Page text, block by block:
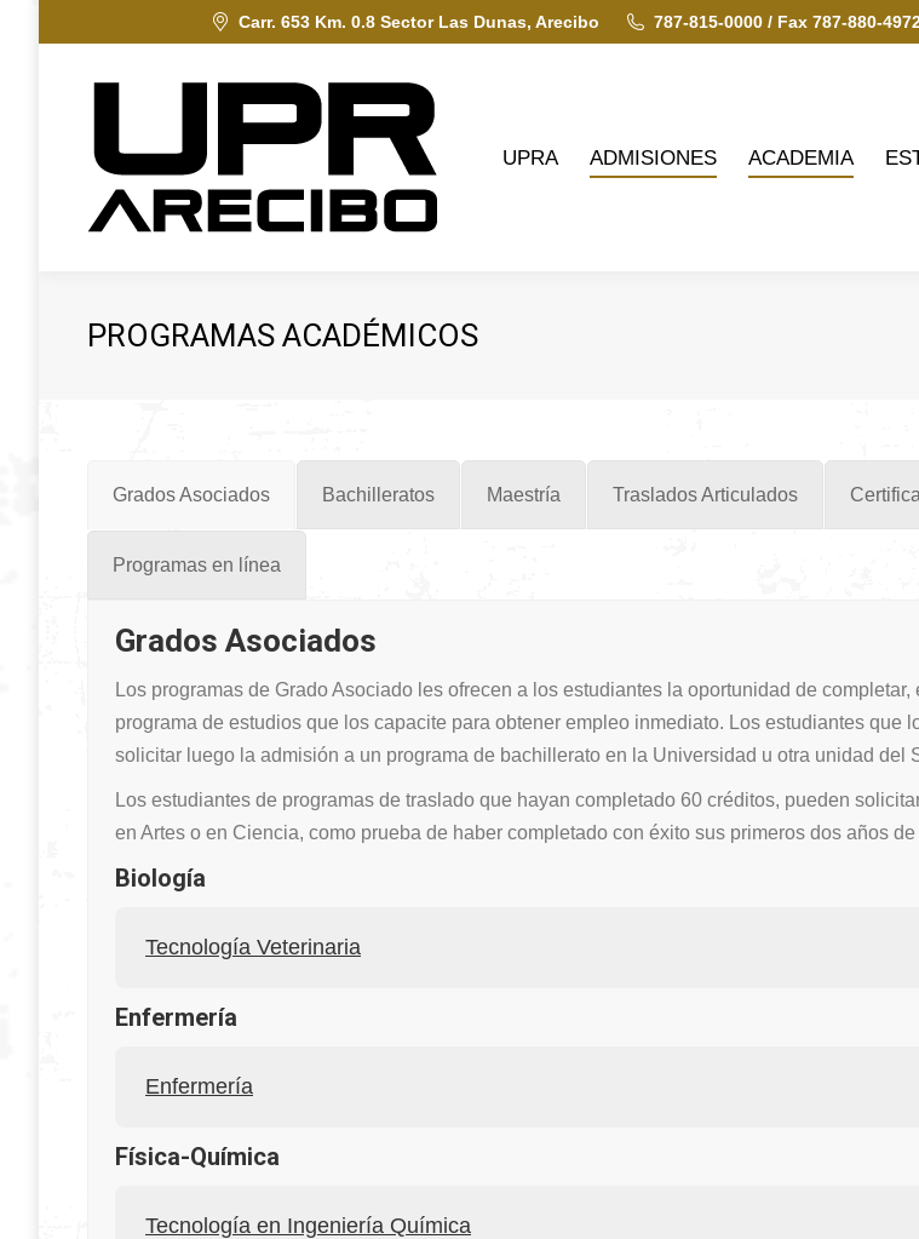
Carr. 653 Km. 0.8 Sector Las Dunas, Arecibo 787-815-0000 / Fax 787-880-
UPRA ADMISIONES ACADEMIA
PROGRAMAS ACADÉMICOS
Grados Asociados Bachilleratos Maestría Traslados Articulados
Programas en línea
Grados Asociados
Los programas de Grado Asociado les ofrecen a los estudiantes la oportunidad de completar,
programa de estudios que los capacite para obtener empleo inmediato. Los estudiantes que
solicitar luego la admisión a un programa de bachillerato en la Universidad u otra unidad del
Los estudiantes de programas de traslado que hayan completado 60 créditos, pueden
en Artes o en Ciencia, como prueba de haber completado con éxito sus primeros dos años
Biología
Tecnología Veterinaria
Enfermería
Enfermería
Física-Química
Tecnología en Ingeniería Química
ADMISIONES